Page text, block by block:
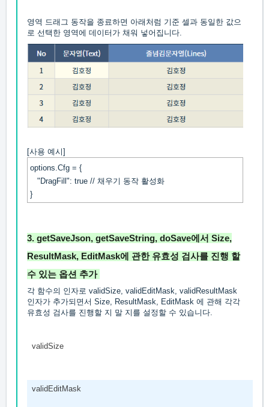
영역 드래그 동작을 종료하면 아래처럼 기준 셀과 동일한 값으
로 선택한 영역에 데이터가 채워 넣어집니다.
[사용 예시]
options.Cfg = {
"DragFill": true // 채우기 동작 활성화
}
3. getSaveJson, getSaveString, doSave에서 Size,
ResultMask, EditMask에 관한 유효성 검사를 진행 할
수 있는 옵션 추가
각 함수의 인자로 validSize, validEditMask, validResultMask
인자가 추가되면서 Size, ResultMask, EditMask 에 관해 각각
유효성 검사를 진행할 지 말 지를 설정할 수 있습니다.
validSize
validEditMask